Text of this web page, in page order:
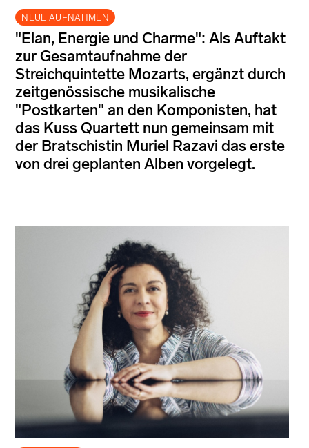
NEUE AUFNAHMEN
"Elan, Energie und Charme": Als Auftakt
zur Gesamtaufnahme der
Streichquintette Mozarts, ergänzt durch
zeitgenössische musikalische
"Postkarten" an den Komponisten, hat
das Kuss Quartett nun gemeinsam mit
der Bratschistin Muriel Razavi das erste
von drei geplanten Alben vorgelegt.